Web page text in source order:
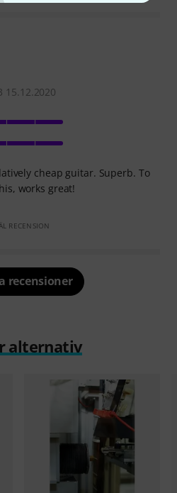
15.12.2020
cheap guitar. Superb. To
works great!
RECENSION
recensioner
alternativ